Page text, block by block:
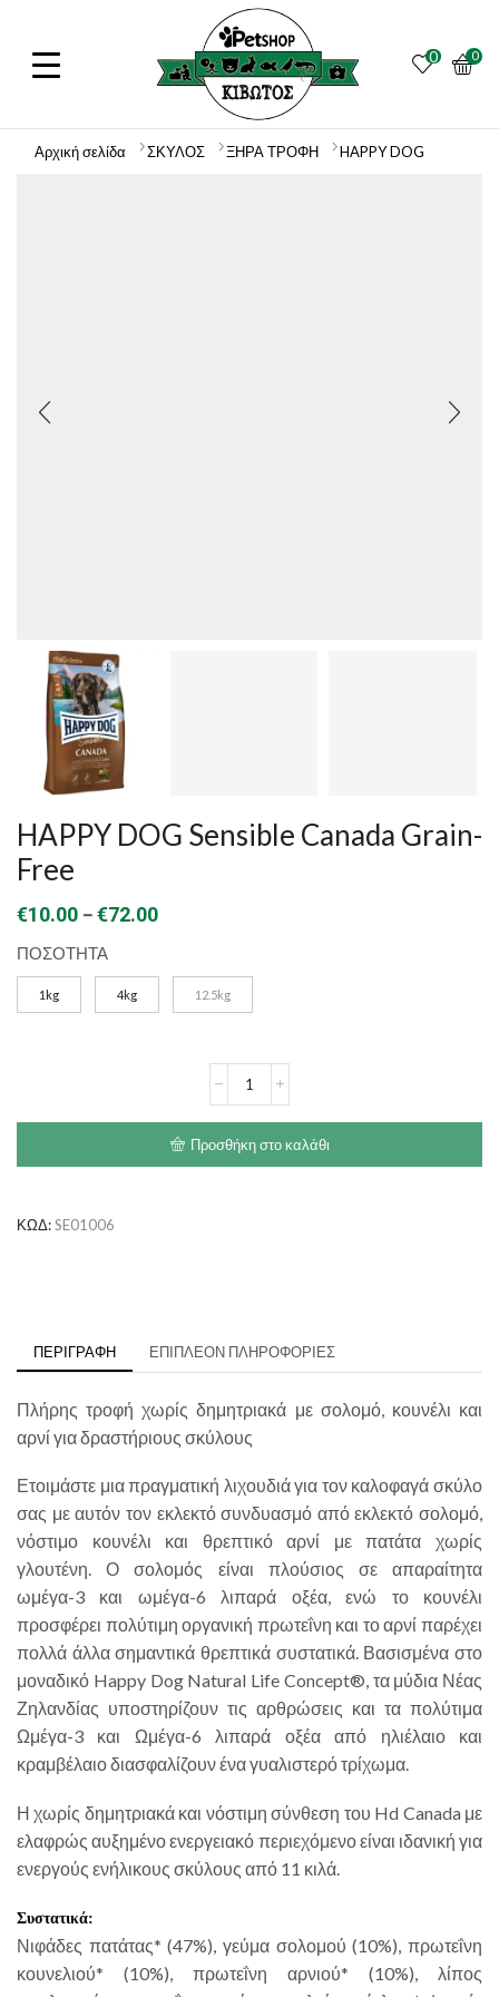
0 0
Αρχική σελίδα ΣΚΥΛΟΣ ΞΗΡΑ ΤΡΟΦΗ HAPPY DOG
HAPPY DOG Sensible Canada Grain-
Free
€10.00 –€72.00Price
€10.00
through
ΠΟΣΟΤΗΤΑ
1kg 4kg 12.5kg
Grain-
Free
Προσθήκη στο καλάθι
ΚΩΔ:SE01006
ΠΕΡΙΓΡΑΦΉ ΕΠΙΠΛΈΟΝ ΠΛΗΡΟΦΟΡΊΕΣ
Πλήρης τροφή χωρίς δημητριακά με σολομό, κουνέλι και
αρνί για δραστήριους σκύλους
Ετοιμάστε μια πραγματική λιχουδιά για τον καλοφαγά σκύλο
σας με αυτόν τον εκλεκτό συνδυασμό από εκλεκτό σολομό,
νόστιμο κουνέλι και θρεπτικό αρνί με πατάτα χωρίς
γλουτένη. Ο σολομός είναι πλούσιος σε απαραίτητα
ωμέγα-3 και ωμέγα-6 λιπαρά οξέα, ενώ το κουνέλι
προσφέρει πολύτιμη οργανική πρωτεΐνη και το αρνί παρέχει
πολλά άλλα σημαντικά θρεπτικά συστατικά. Βασισμένα στο
μοναδικό Happy Dog Natural Life Concept®, τα μύδια Νέας
Ζηλανδίας υποστηρίζουν τις αρθρώσεις και τα πολύτιμα
Ωμέγα-3 και Ωμέγα-6 λιπαρά οξέα από ηλιέλαιο και
κραμβέλαιο διασφαλίζουν ένα γυαλιστερό τρίχωμα.
Η χωρίς δημητριακά και νόστιμη σύνθεση του Hd Canada με
ελαφρώς αυξημένο ενεργειακό περιεχόμενο είναι ιδανική για
ενεργούς ενήλικους σκύλους από 11 κιλά.
Συστατικά:
Νιφάδες πατάτας* (47%), γεύμα σολομού (10%), πρωτεΐνη
κουνελιού* (10%), πρωτεΐνη αρνιού* (10%), λίπος